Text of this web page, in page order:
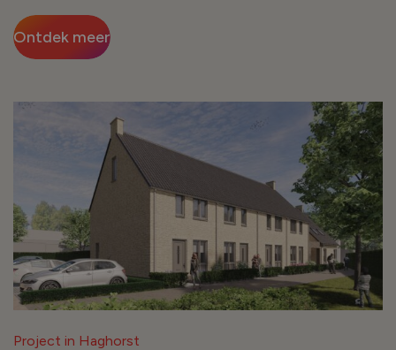
Ontdek meer
Project in Haghorst